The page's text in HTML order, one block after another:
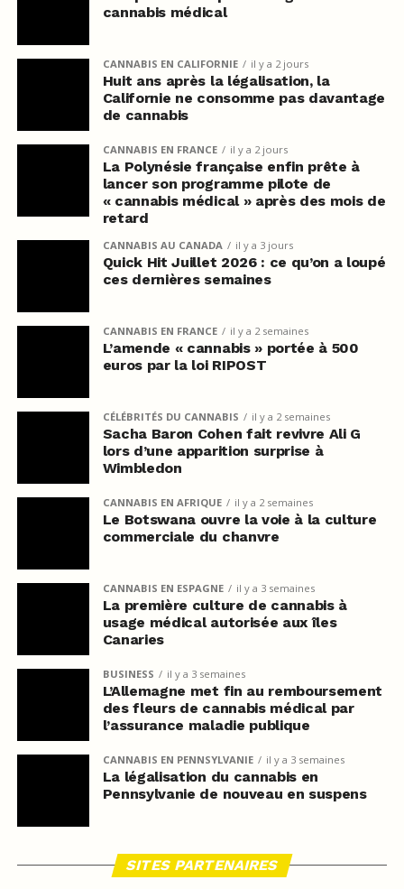
cannabis médical
CANNABIS EN CALIFORNIE il y a 2 jours
Huit ans après la légalisation, la
Californie ne consomme pas davantage
de cannabis
CANNABIS EN FRANCE il y a 2 jours
La Polynésie française enfin prête à
lancer son programme pilote de
« cannabis médical » après des mois de
retard
CANNABIS AU CANADA il y a 3 jours
Quick Hit Juillet 2026 : ce qu’on a loupé
ces dernières semaines
CANNABIS EN FRANCE il y a 2 semaines
L’amende « cannabis » portée à 500
euros par la loi RIPOST
CÉLÉBRITÉS DU CANNABIS il y a 2 semaines
Sacha Baron Cohen fait revivre Ali G
lors d’une apparition surprise à
Wimbledon
CANNABIS EN AFRIQUE il y a 2 semaines
Le Botswana ouvre la voie à la culture
commerciale du chanvre
CANNABIS EN ESPAGNE il y a 3 semaines
La première culture de cannabis à
usage médical autorisée aux îles
Canaries
BUSINESS il y a 3 semaines
L’Allemagne met fin au remboursement
des fleurs de cannabis médical par
l’assurance maladie publique
CANNABIS EN PENNSYLVANIE il y a 3 semaines
La légalisation du cannabis en
Pennsylvanie de nouveau en suspens
SITES PARTENAIRES